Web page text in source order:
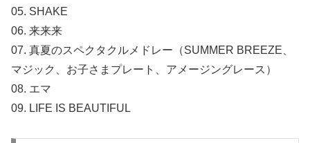
05. SHAKE
06. 来来来
07. 真夏のスペクタクルメドレー（SUMMER BREEZE、
マジック、お子さまプレート、アメージングレース）
08. エマ
09. LIFE IS BEAUTIFUL